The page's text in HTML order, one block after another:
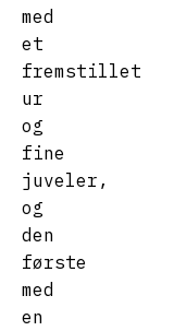
med
et
fremstillet
ur
og
fine
juveler,
og
den
første
med
en